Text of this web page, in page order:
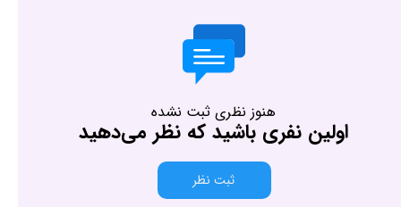
هنوز نظری ثبت نشده
اولین نفری باشید که نظر می‌دهید
ثبت نظر